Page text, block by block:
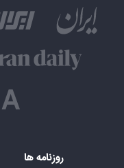
روزنامه ها